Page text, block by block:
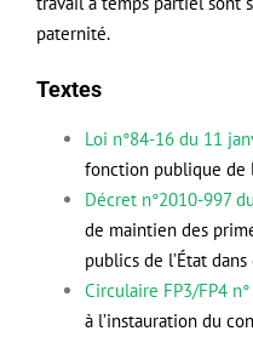
paternité.
Textes
Loi n°84-16 du 11
fonction publique de
Décret n°2010-997
de maintien des
publics de l’État
Circulaire FP3/FP4
à l’instauration du